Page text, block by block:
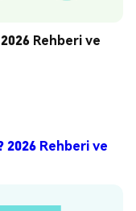
Rehberi ve
2026 Rehberi ve